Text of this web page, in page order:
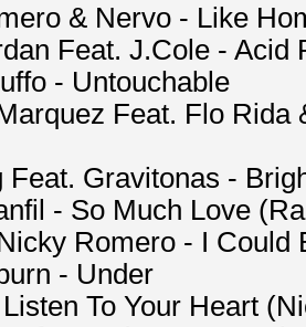
& Nervo - Like
Feat. J.Cole - Acid
- Untouchable
Feat. Flo
Feat. Gravitonas -
- So Much Love
Romero - I Could
- Under
To Your Heart